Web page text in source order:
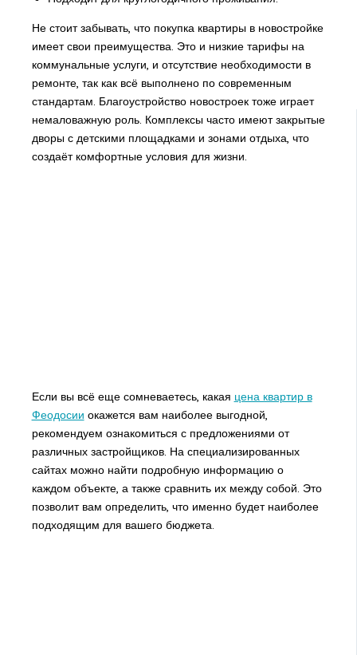
Не стоит забывать, что покупка квартиры в новостройке
имеет свои преимущества. Это и низкие тарифы на
коммунальные услуги, и отсутствие необходимости в
ремонте, так как всё выполнено по современным
стандартам. Благоустройство новостроек тоже играет
немаловажную роль. Комплексы часто имеют закрытые
дворы с детскими площадками и зонами отдыха, что
создаёт комфортные условия для жизни.
Если вы всё еще сомневаетесь, какая цена квартир в
Феодосии окажется вам наиболее выгодной,
рекомендуем ознакомиться с предложениями от
различных застройщиков. На специализированных
сайтах можно найти подробную информацию о
каждом объекте, а также сравнить их между собой. Это
позволит вам определить, что именно будет наиболее
подходящим для вашего бюджета.